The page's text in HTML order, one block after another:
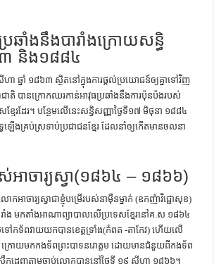
ឆាំងនឹងបារាំងក្រោយសន្ធិ
៣ និង១៨៨៤
ា ឆ្នាំ ១៨៦៣ ស្ថិតនៅក្នុងការផ្ដល់ប្រយោជន៍ឲ្យគ្នាទៅវិញ
ាតិ បានក្រោកឈរកាន់អាវុធប្រឆាំងនឹងការប៉ុនប៉ងរបស់
សខ្មែរដែរ។ បន្ថែមលើនេះសន្ធិសញ្ញាថ្ងៃទី១៧ មិថុនា ១៨៨៤
េឡើងគ្រប់ស្រទាប់ប្រជាជនខ្មែរ ដែលនាំឲ្យកើតមានចលនា
ាចារ្យស្វា(១៨៦៤ – ១៨៦៦)
ាចារ្យស្វាជាខ្ញុំបម្រើរបស់នាម៉ឺនម្នាក់ (ឧកញ៉ាវិជ្ជោសុខ)
ាំង មកតាំងអាណាព្យាបាលលើប្រទេសខ្មែរនៅគ.ស ១៨៦៤
ៅកទ័ពវាយយកបានខេត្តទ្រាំង(កំពត -តាកែវ) ហើយលើ
ក្រោយមកកងទ័ពព្រះបាទនរោត្ដម ដោយមានជំនួយពីកងទ័ព
ារសឹកដេញតាមចាប់លោកបាននៅថ្ងៃទី ១៩ សីហា ១៨៦៦។